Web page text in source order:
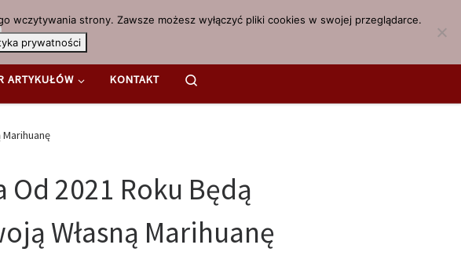
ARTYKUŁÓW KONTAKT
2021 Roku Będą
Własną Marihuanę
strony. Zawsze możesz wyłączyć pliki cookies w swojej przeglądarce.
prywatności